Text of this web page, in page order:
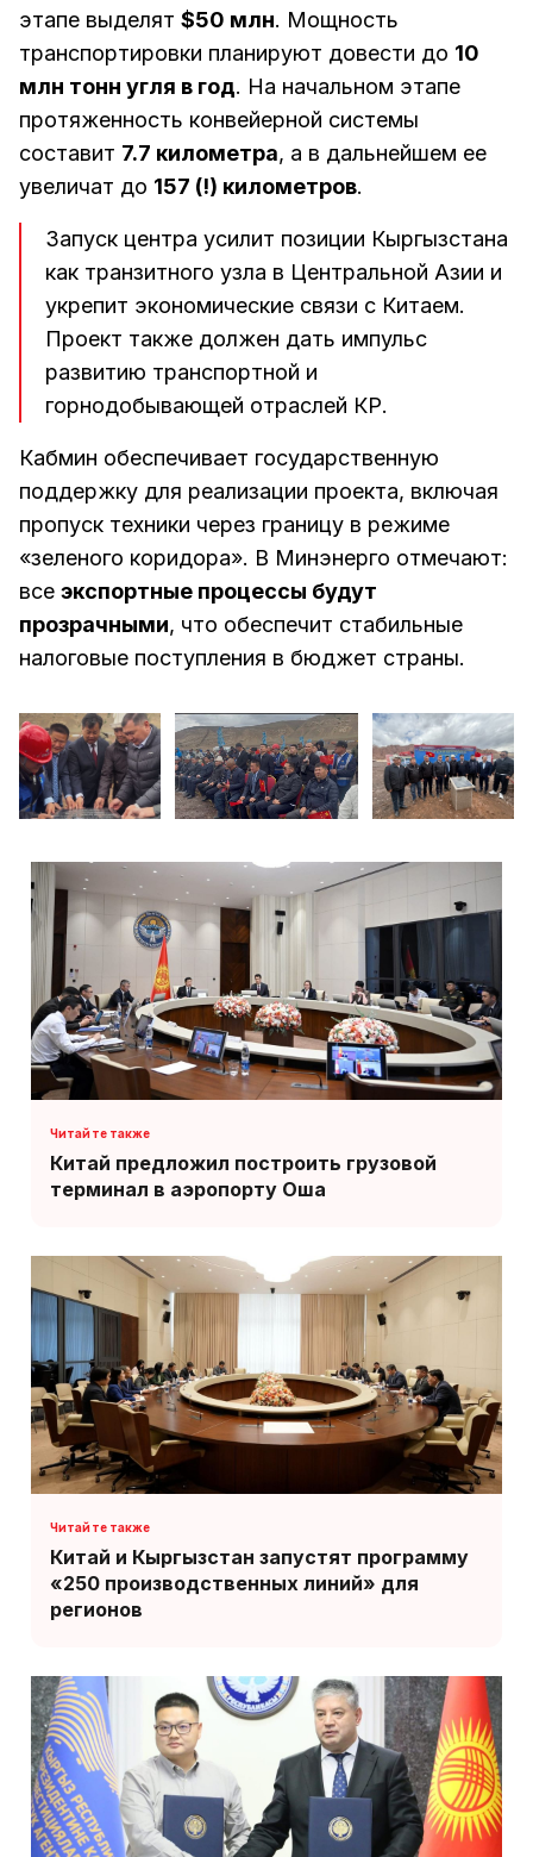
этапе выделят $50 млн. Мощность
транспортировки планируют довести до 10
млн тонн угля в год. На начальном этапе
протяженность конвейерной системы
составит 7.7 километра, а в дальнейшем ее
увеличат до 157 (!) километров.
Запуск центра усилит позиции Кыргызстана
как транзитного узла в Центральной Азии и
укрепит экономические связи с Китаем.
Проект также должен дать импульс
развитию транспортной и
горнодобывающей отраслей КР.
Кабмин обеспечивает государственную
поддержку для реализации проекта, включая
пропуск техники через границу в режиме
«зеленого коридора». В Минэнерго отмечают:
все экспортные процессы будут
прозрачными, что обеспечит стабильные
налоговые поступления в бюджет страны.
Китай предложил построить грузовой
терминал в аэропорту Оша
Китай и Кыргызстан запустят программу
«250 производственных линий» для
регионов